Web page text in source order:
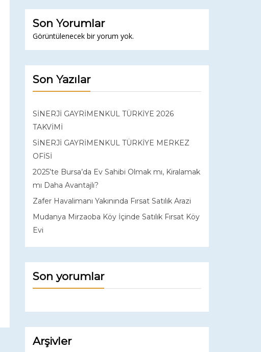
Son Yorumlar
Görüntülenecek bir yorum yok.
Son Yazılar
SİNERJİ GAYRİMENKUL TÜRKİYE 2026
TAKVİMİ
SİNERJİ GAYRİMENKUL TÜRKİYE MERKEZ
OFİSİ
2025’te Bursa’da Ev Sahibi Olmak mı, Kiralamak
mı Daha Avantajlı?
Zafer Havalimanı Yakınında Fırsat Satılık Arazi
Mudanya Mirzaoba Köy İçinde Satılık Fırsat Köy
Evi
Son yorumlar
Arşivler